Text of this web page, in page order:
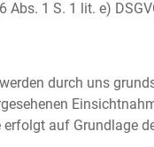
Abs. 1 S. 1 lit. e)
durch uns
auf Grundlage